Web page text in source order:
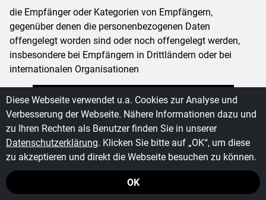
die Empfänger oder Kategorien von Empfängern,
gegenüber denen die personenbezogenen Daten
offengelegt worden sind oder noch offengelegt werden,
insbesondere bei Empfängern in Drittländern oder bei
internationalen Organisationen
falls möglich die geplante Dauer, für die die
personenbezogenen Daten gespeichert werden, oder, falls
dies nicht möglich ist, die Kriterien für die Festlegung
dieser Dauer
das Bestehen eines Rechts auf Berichtigung oder
Löschung der sie betreffenden personenbezogenen Daten
Diese Webseite verwendet u.a. Cookies zur Analyse und
Verbesserung der Webseite. Nähere Informationen dazu und
zu Ihren Rechten als Benutzer finden Sie in unserer
Datenschutzerklärung. Klicken Sie bitte auf „OK“, um diese
zu akzeptieren und direkt die Webseite besuchen zu können.
OK
Zimmerer-Treffpunkt benutzen in...
Zimmerer-Treffpunkt
App
öffnen
Browser fortfahren